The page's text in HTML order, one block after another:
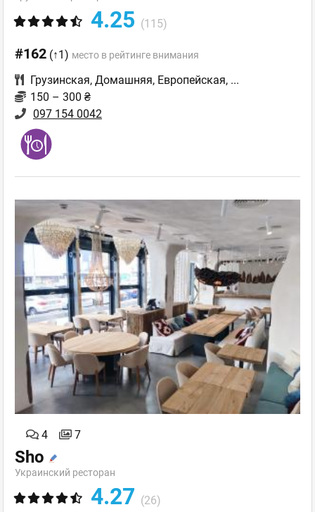
4.25 (115)
#162 (↑1) место в рейтинге внимания
Грузинская, Домашняя, Европейская, ...
150 – 300 ₴
097 154 0042
4 7
Sho
Украинский ресторан
4.27 (26)